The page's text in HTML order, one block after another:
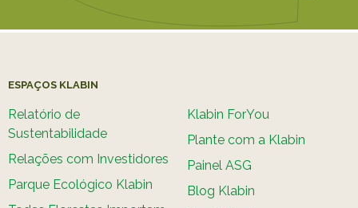
ESPAÇOS KLABIN
Relatório de
Sustentabilidade
Relações com Investidores
Parque Ecológico Klabin
Klabin ForYou
Plante com a Klabin
Painel ASG
Blog Klabin